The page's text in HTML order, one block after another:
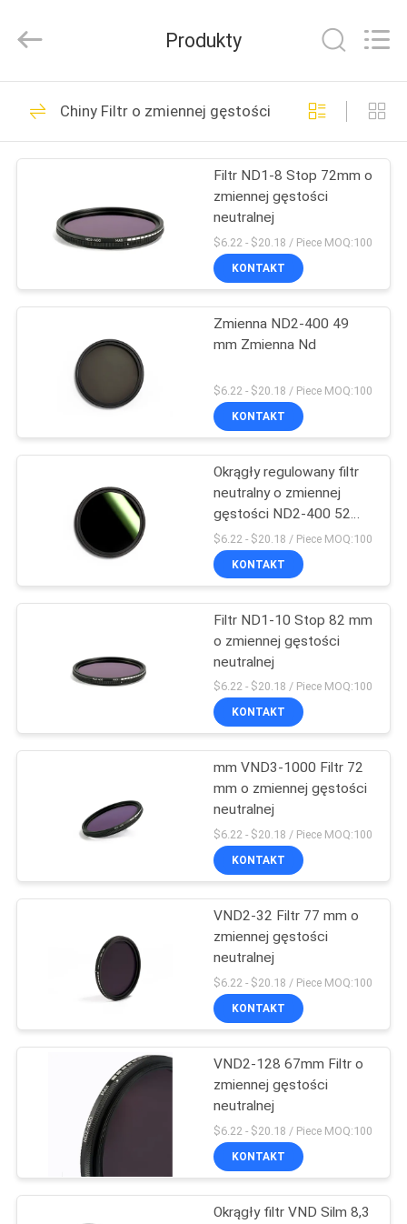
DOM
PRODUKTY
WYCIECZKA
FABRYCE
JAKOŚCI
SKONTAKTUJ
NAMI
POPROSIĆ
PRIVACY
Technology
Ltd..
Reserved.
Filtry obiektywu
24
Filtry do kamer
kwadratowych
13
Filtr aparatu UV
Filtr odcinający UV
IR
7
Filtr MCUV
13
Filtr ND8
Produkty
Chiny Filtr o zmiennej gęstości neutralnej
Filtr ND1-8 Stop 72mm o
zmiennej gęstości
neutralnej
$6.22 - $20.18 / Piece MOQ:100
KONTAKT
Zmienna ND2-400 49
mm Zmienna Nd
$6.22 - $20.18 / Piece MOQ:100
KONTAKT
Okrągły regulowany filtr
neutralny o zmiennej
gęstości ND2-400 52
mm
$6.22 - $20.18 / Piece MOQ:100
KONTAKT
Filtr ND1-10 Stop 82 mm
o zmiennej gęstości
neutralnej
$6.22 - $20.18 / Piece MOQ:100
KONTAKT
mm VND3-1000 Filtr 72
mm o zmiennej gęstości
neutralnej
$6.22 - $20.18 / Piece MOQ:100
KONTAKT
VND2-32 Filtr 77 mm o
zmiennej gęstości
neutralnej
$6.22 - $20.18 / Piece MOQ:100
KONTAKT
VND2-128 67mm Filtr o
zmiennej gęstości
neutralnej
$6.22 - $20.18 / Piece MOQ:100
KONTAKT
Okrągły filtr VND Silm 8,3